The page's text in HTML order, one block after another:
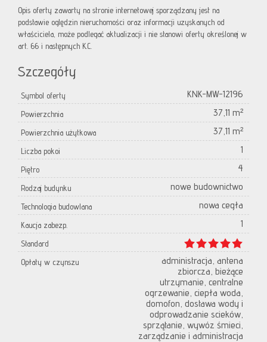
Opis oferty zawarty na stronie internetowej sporządzany jest na
podstawie oględzin nieruchomości oraz informacji uzyskanych od
właściciela, może podlegać aktualizacji i nie stanowi oferty określonej w
art. 66 i następnych K.C.
Szczegóły
Symbol oferty KNK-MW-12196
Powierzchnia 37,11 m²
Powierzchnia użytkowa 37,11 m²
Liczba pokoi 1
Piętro 4
Rodzaj budynku nowe budownictwo
Technologia budowlana nowa cegła
Kaucja zabezp. 1
Standard
Opłaty w czynszu
administracja, antena
zbiorcza, bieżące
utrzymanie, centralne
ogrzewanie, ciepła woda,
domofon, dostawa wody i
odprowadzanie scieków,
sprzątanie, wywóz śmieci,
zarządzanie i administracja